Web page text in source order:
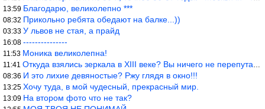
13:59 Благодарю, великолепно ***
08:32 Прикольно ребята обедают на балке...))
03:33 У львов не стая, а прайд
16:08 ---------------
11:53 Моника великолепна!
11:41 Откуда взялись зеркала в XIII веке? Вы ничего не перепутали?
08:36 И это лихие девяностые? Ржу глядя в окно!!!
13:25 Хочу туда, в мой чудесный, прекрасный мир.
13:09 На втором фото что не так?